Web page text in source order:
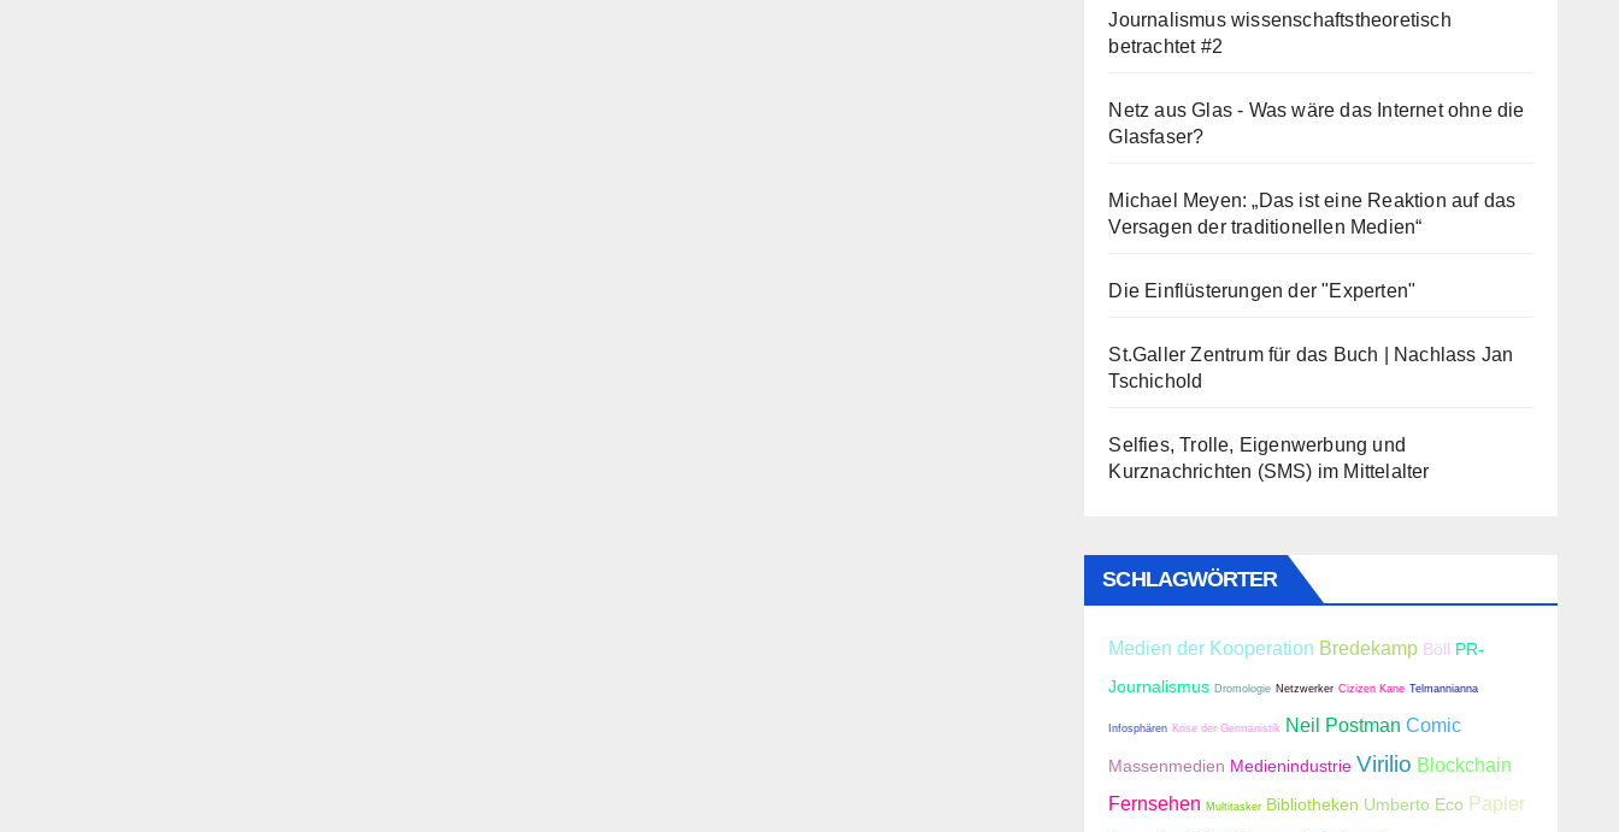
Journalismus wissenschaftstheoretisch
betrachtet #2
Netz aus Glas - Was wäre das Internet ohne die
Glasfaser?
Michael Meyen: „Das ist eine Reaktion auf das
Versagen der traditionellen Medien“
Die Einflüsterungen der "Experten"
St.Galler Zentrum für das Buch | Nachlass Jan
Tschichold
Selfies, Trolle, Eigenwerbung und
Kurznachrichten (SMS) im Mittelalter
SCHLAGWÖRTER
Medien der Kooperation Bredekamp Böll PR-
Journalismus Dromologie Netzwerker Cizizen Kane Telmannianna
Infosphären Krise der Germanistik Neil Postman Comic
Massenmedien Medienindustrie Virilio Blockchain
Fernsehen Multitasker Bibliotheken Umberto Eco Papier